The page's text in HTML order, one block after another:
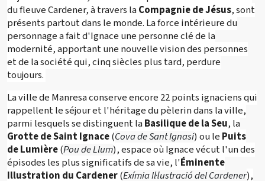
du fleuve Cardener, à travers laCompagnie de Jésus, sont
présents partout dans le monde. La force intérieure du
personnage a fait d'Ignace une personne clé de la
modernité, apportant une nouvelle vision des personnes
et de la société qui, cinq siècles plus tard, perdure
toujours.
La ville de Manresa conserve encore 22 points ignaciens qui
rappellent le séjour et l'héritage du pèlerin dans la ville,
parmi lesquels se distinguent laBasilique de la Seu, la
Grotte de Saint Ignace(Cova de Sant Ignasi) ou le Puits
de Lumière(Pou de Llum), espace où Ignace vécut l'un des
épisodes les plus significatifs de sa vie, l'Éminente
Illustration du Cardener(Exímia Il·lustració del Cardener),